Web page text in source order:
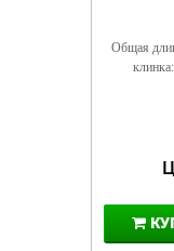
Общая